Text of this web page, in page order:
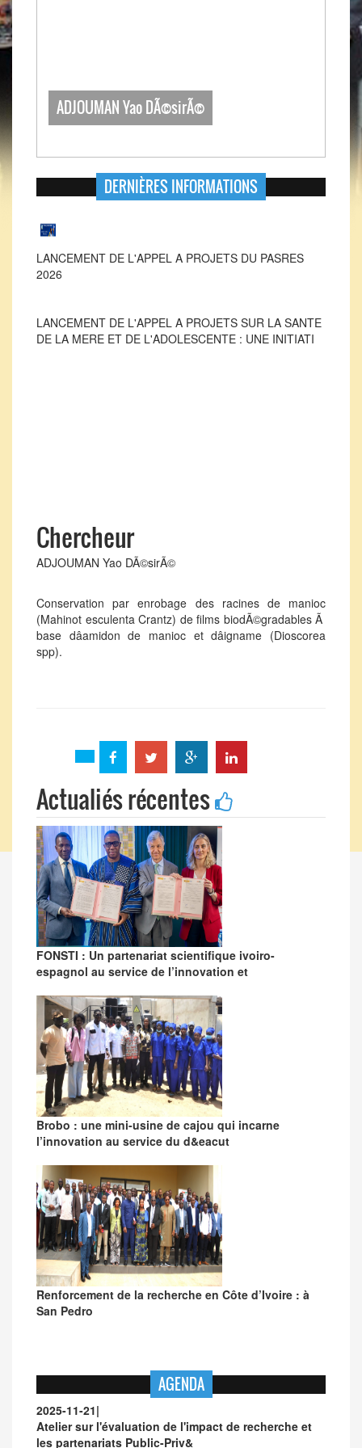
ADJOUMAN Yao DÃ©sirÃ©
DERNIÈRES INFORMATIONS
LANCEMENT DE L'APPEL A PROJETS DU PASRES
Chercheur
ADJOUMAN Yao DÃ©sirÃ©
Conservation par enrobage des racines de manioc
(Mahinot esculenta Crantz) de films biodÃ©gradables Ã
base dâamidon de manioc et dâigname (Dioscorea
spp).
Actualiés récentes
FONSTI : Un partenariat scientifique ivoiro-
espagnol au service de l’innovation et
Brobo : une mini-usine de cajou qui incarne
l’innovation au service du d&eacut
Renforcement de la recherche en Côte d’Ivoire : à
San Pedro
AGENDA
2025-11-21|
Atelier sur l'évaluation de l'impact de recherche et
les partenariats Public-Priv&